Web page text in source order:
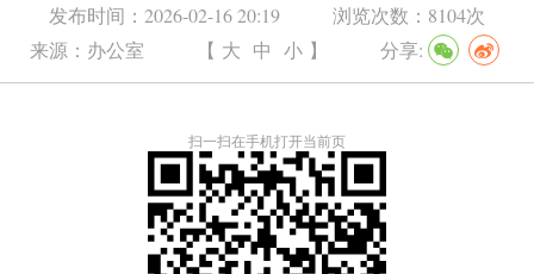
发布时间： 2026-02-16 20:19 浏览次数： 8104次
来源： 办公室 【 大 中 小 】 分享:
扫一扫在手机打开当前页